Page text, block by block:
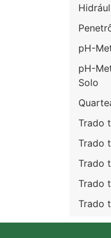
pH-
pH-
Solo
Trado
Trado
Trado
Trado
Trado